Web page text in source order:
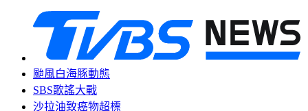
颱風白海豚動態
SBS歌謠大戰
沙拉油致癌物超標